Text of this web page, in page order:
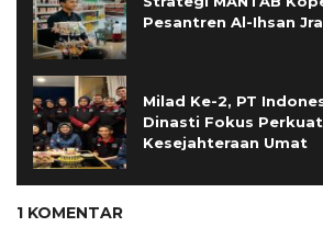
Pesantren Al-Ihsan
Milad Ke-2, PT
Dinasti Fokus
Kesejahteraan Umat
1 KOMENTAR